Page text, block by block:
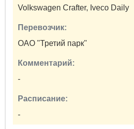
Volkswagen Crafter, Iveco Daily
Перевозчик:
ОАО "Третий парк"
Комментарий:
-
Расписание:
-